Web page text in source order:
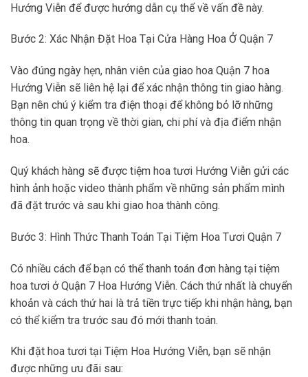
Hướng Viễn để được hướng dẫn cụ thể về vấn đề này.
Bước 2: Xác Nhận Đặt Hoa Tại Cửa Hàng Hoa Ở Quận 7
Vào đúng ngày hẹn, nhân viên của giao hoa Quận 7 hoa
Hướng Viễn sẽ liên hệ lại để xác nhận thông tin giao hàng.
Bạn nên chú ý kiểm tra điện thoại để không bỏ lỡ những
thông tin quan trọng về thời gian, chi phí và địa điểm nhận
hoa.
Quý khách hàng sẽ được tiệm hoa tươi Hướng Viễn gửi các
hình ảnh hoặc video thành phẩm về những sản phẩm mình
đã đặt trước và sau khi giao hoa thành công.
Bước 3: Hình Thức Thanh Toán Tại Tiệm Hoa Tươi Quận 7
Có nhiều cách để bạn có thể thanh toán đơn hàng tại tiệm
hoa tươi ở Quận 7 Hoa Hướng Viễn. Cách thứ nhất là chuyển
khoản và cách thứ hai là trả tiền trực tiếp khi nhận hàng, bạn
có thể kiểm tra trước sau đó mới thanh toán.
Khi đặt hoa tươi tại Tiệm Hoa Hướng Viễn, bạn sẽ nhận
được những ưu đãi sau: